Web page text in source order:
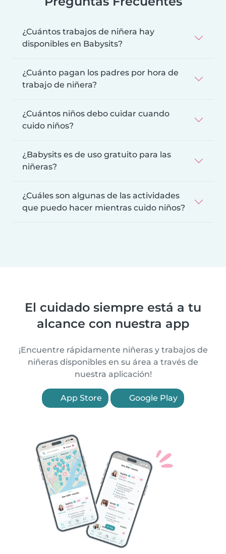
¿Cuántos trabajos de niñera hay
disponibles en Babysits?
¿Cuánto pagan los padres por hora de
trabajo de niñera?
¿Cuántos niños debo cuidar cuando
cuido niños?
¿Babysits es de uso gratuito para las
niñeras?
¿Cuáles son algunas de las actividades
que puedo hacer mientras cuido niños?
El cuidado siempre está a tu
alcance con nuestra app
¡Encuentre rápidamente niñeras y trabajos de
niñeras disponibles en su área a través de
nuestra aplicación!
App Store Google Play